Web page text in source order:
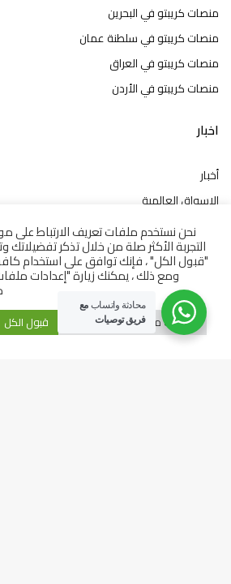
منصات كريبتو في البحرين
منصات كريبتو في سلطنة عمان
منصات كريبتو في العراق
منصات كريبتو في الأردن
اخبار
أخبار
الاسواق العالمية
الاسواق العربية
العملات
الفوركس
الأسهم
نحن نستخدم ملفات تعريف الارتباط على
التجربة الأكثر صلة من خلال تذكر تفضيلاتك
"قبول الكل" ، فإنك توافق على استخدام
ومع ذلك ، يمكنك زيارة "إعدادات
إعدادات ملفات تعريف الارتباط قبول الكل
محادثة واتساب مع
فريق توصيات